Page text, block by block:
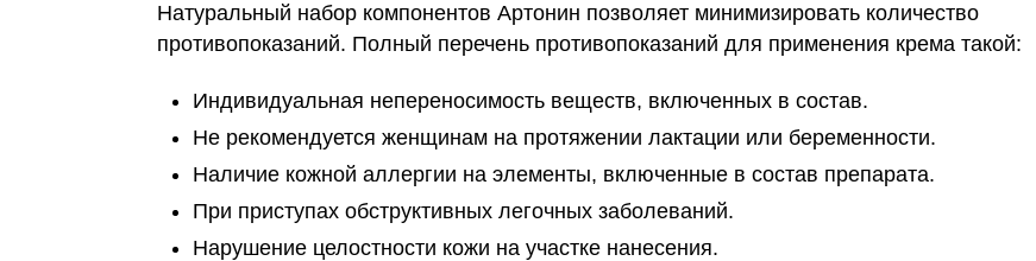
Натуральный набор компонентов Артонин позволяет минимизировать количество
противопоказаний. Полный перечень противопоказаний для применения крема такой:
Индивидуальная непереносимость веществ, включенных в состав.
Не рекомендуется женщинам на протяжении лактации или беременности.
Наличие кожной аллергии на элементы, включенные в состав препарата.
При приступах обструктивных легочных заболеваний.
Нарушение целостности кожи на участке нанесения.